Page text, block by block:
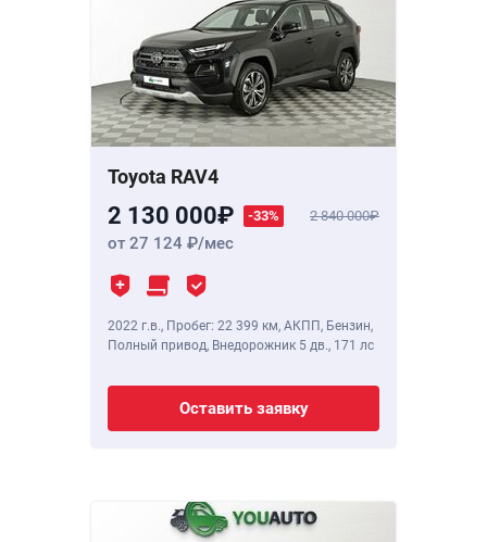
Toyota RAV4
2 130 000 -33% 2 840 000
от 27 124 /мес
2022 г.в., Пробег: 22 399 км, АКПП, Бензин,
Полный привод, Внедорожник 5 дв., 171 лс
Оставить заявку